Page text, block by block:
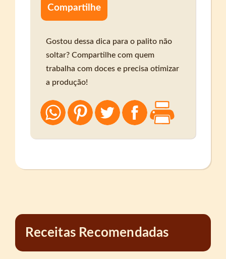
Compartilhe
Gostou dessa dica para o palito não
soltar? Compartilhe com quem
trabalha com doces e precisa otimizar
a produção!
Receitas Recomendadas